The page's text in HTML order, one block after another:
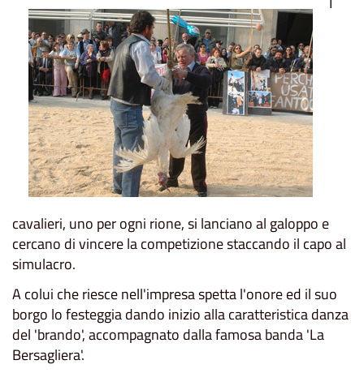
cavalieri, uno per ogni rione, si lanciano al galoppo e
cercano di vincere la competizione staccando il capo al
simulacro.
A colui che riesce nell'impresa spetta l'onore ed il suo
borgo lo festeggia dando inizio alla caratteristica danza
del 'brando', accompagnato dalla famosa banda 'La
Bersagliera'.